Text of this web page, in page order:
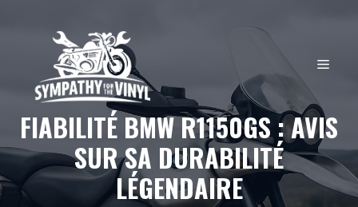
FIABILITÉ BMW R1150GS : AVIS
SUR SA DURABILITÉ
LÉGENDAIRE